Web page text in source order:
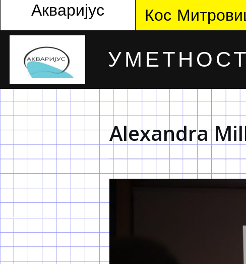
Акваријус Кос
Alexandra